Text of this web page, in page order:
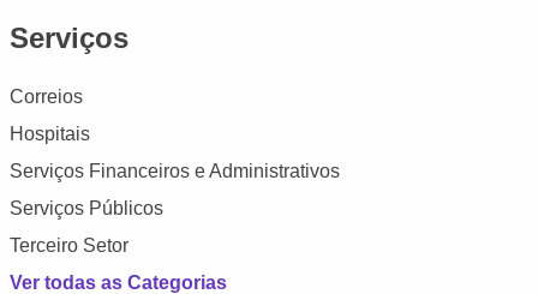
Serviços
Correios
Hospitais
Serviços Financeiros e Administrativos
Serviços Públicos
Terceiro Setor
Ver todas as Categorias